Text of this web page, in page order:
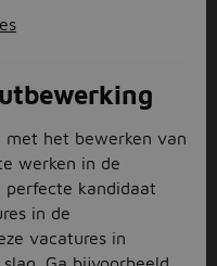
met het bewerken van
werken in de
perfecte kandidaat
in de
vacatures in